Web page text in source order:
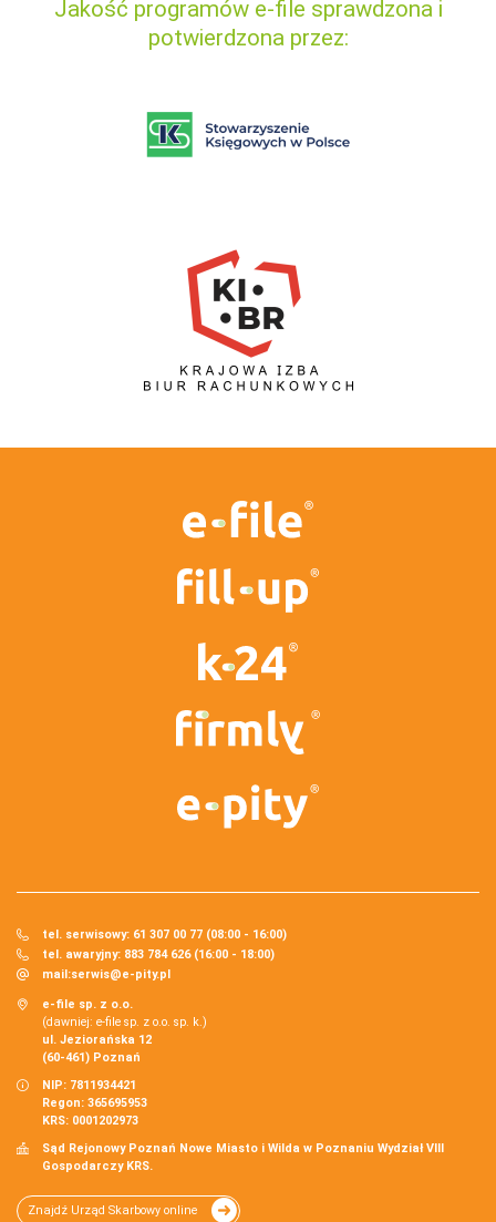
Jakość programów e-file sprawdzona i
potwierdzona przez:
tel. serwisowy: 61 307 00 77 (08:00 - 16:00)
tel. awaryjny: 883 784 626 (16:00 - 18:00)
mail:serwis@e-pity.pl
e-file sp. z o.o.
(dawniej: e-file sp. z o.o. sp. k.)
ul. Jeziorańska 12
(60-461) Poznań
NIP: 7811934421
Regon: 365695953
KRS: 0001202973
Sąd Rejonowy Poznań Nowe Miasto i Wilda w Poznaniu Wydział VIII
Gospodarczy KRS.
Znajdź Urząd Skarbowy online